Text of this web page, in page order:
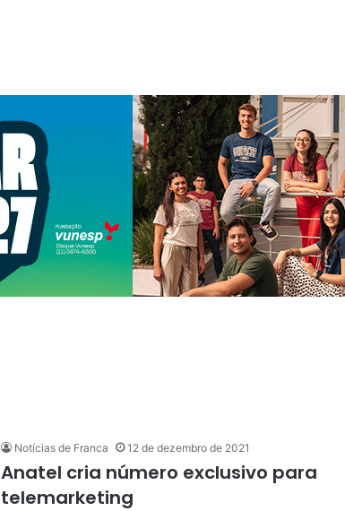
Notícias de Franca 12 de dezembro de 2021
Anatel cria número exclusivo para
telemarketing